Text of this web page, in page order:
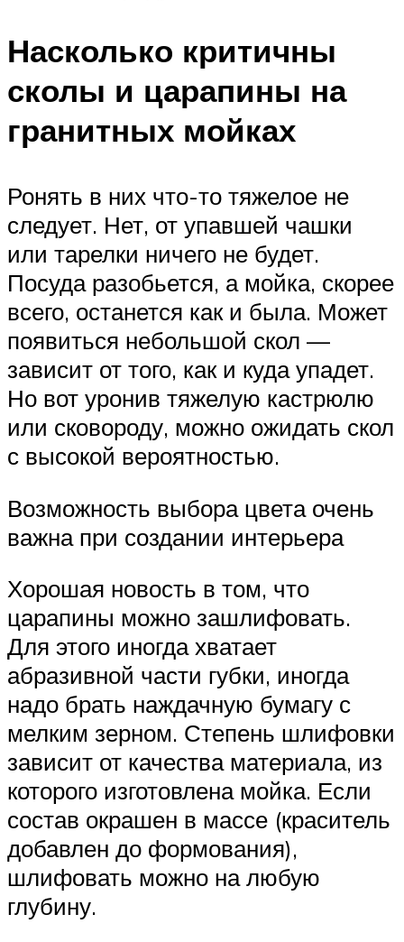
Насколько критичны
сколы и царапины на
гранитных мойках
Ронять в них что-то тяжелое не
следует. Нет, от упавшей чашки
или тарелки ничего не будет.
Посуда разобьется, а мойка, скорее
всего, останется как и была. Может
появиться небольшой скол —
зависит от того, как и куда упадет.
Но вот уронив тяжелую кастрюлю
или сковороду, можно ожидать скол
с высокой вероятностью.
Возможность выбора цвета очень
важна при создании интерьера
Хорошая новость в том, что
царапины можно зашлифовать.
Для этого иногда хватает
абразивной части губки, иногда
надо брать наждачную бумагу с
мелким зерном. Степень шлифовки
зависит от качества материала, из
которого изготовлена мойка. Если
состав окрашен в массе (краситель
добавлен до формования),
шлифовать можно на любую
глубину.